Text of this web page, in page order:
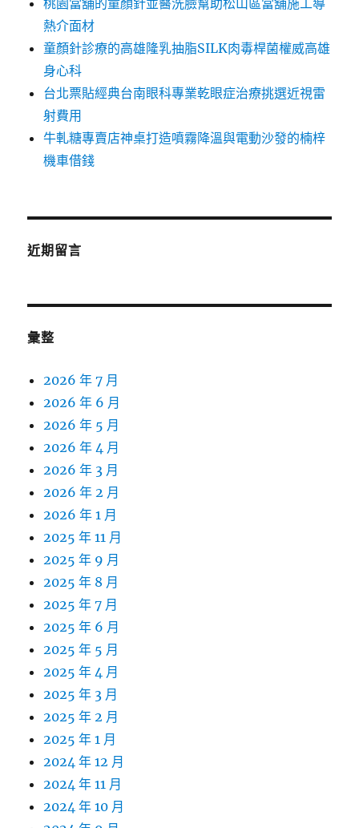
桃園當舖的童顏針並醫洗臉幫助松山區當舖施工導
熱介面材
童顏針診療的高雄隆乳抽脂SILK肉毒桿菌權威高雄
身心科
台北票貼經典台南眼科專業乾眼症治療挑選近視雷
射費用
牛軋糖專賣店神桌打造噴霧降溫與電動沙發的楠梓
機車借錢
近期留言
彙整
2026 年 7 月
2026 年 6 月
2026 年 5 月
2026 年 4 月
2026 年 3 月
2026 年 2 月
2026 年 1 月
2025 年 11 月
2025 年 9 月
2025 年 8 月
2025 年 7 月
2025 年 6 月
2025 年 5 月
2025 年 4 月
2025 年 3 月
2025 年 2 月
2025 年 1 月
2024 年 12 月
2024 年 11 月
2024 年 10 月